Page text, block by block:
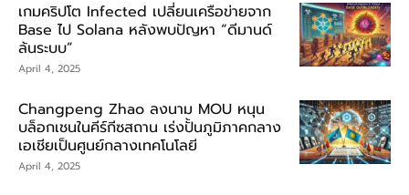
เกมคริปโต Infected เปลี่ยนเครือข่ายจาก
Base ไป Solana หลังพบปัญหา “ดีมานด์
ล้นระบบ”
April 4, 2025
Changpeng Zhao ลงนาม MOU หนุน
บล็อกเชนในคีร์กีซสถาน เร่งปั้นภูมิภาคกลาง
เอเชียเป็นศูนย์กลางเทคโนโลยี
April 4, 2025